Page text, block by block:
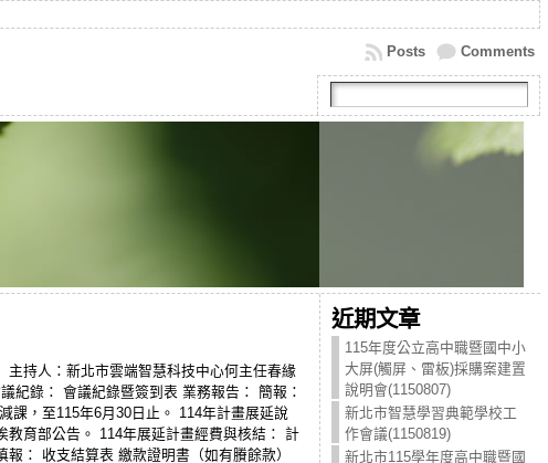
Comments
Posts
主持人：新北市雲端智慧科技中心何主任春緣
紀錄： 會議紀錄暨簽到表 業務報告： 簡報：
課，至115年6月30日止。 114年計畫展延說
教育部公告。 114年展延計畫經費與核結： 計
： 收支結算表 繳款證明書（如有賸餘款）
近期文章
115年度公立高中職暨國中小
大屏(觸屏、雷板)採購案建置
說明會(1150807)
新北市智慧學習典範學校工
作會議(1150819)
新北市115學年度高中職暨國